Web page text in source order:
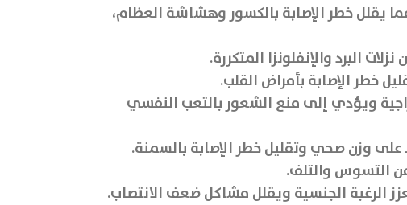
يقلل خطر الإصابة بالكسور وهشاشة العظام،
البرد والإنفلونزا المتكررة.
خطر الإصابة بأمراض القلب.
ويؤدي إلى منع الشعور بالتعب النفسي
وزن صحي وتقليل خطر الإصابة بالسمنة.
الرغبة الجنسية ويقلل مشاكل ضعف الانتصاب.